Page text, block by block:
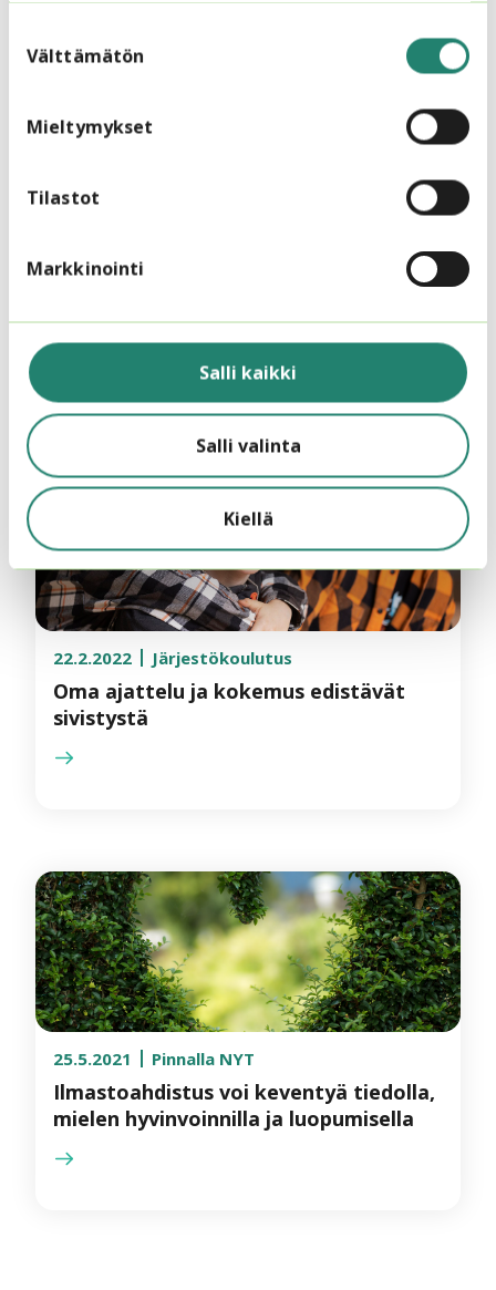
valinta
Välttämätön
Mieltymykset
Tilastot
Markkinointi
Salli kaikki
Salli valinta
Kiellä
14.3.2022
Yhdessä oppiminen luo voimauttavaa
hyrinää
22.2.2022 Järjestökoulutus
Oma ajattelu ja kokemus edistävät
sivistystä
25.5.2021 Pinnalla NYT
Ilmastoahdistus voi keventyä tiedolla,
mielen hyvinvoinnilla ja luopumisella